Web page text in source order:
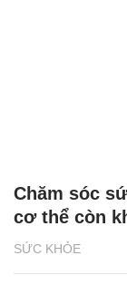
SỨC KHỎE
Chăm sóc
cơ thể còn